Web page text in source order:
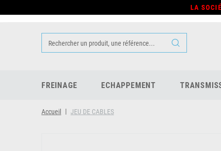
LA
FREINAGE ECHAPPEMENT
Accueil JEU DE CABLES